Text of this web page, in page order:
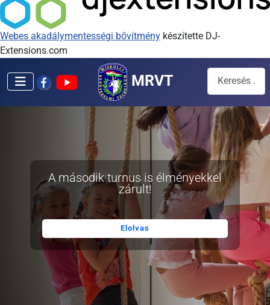
Webes akadálymentességi bővítmény készítette DJ-
Extensions.com
MRVT Keresés...
A második turnus is élményekkel
zárult!
Elolvas